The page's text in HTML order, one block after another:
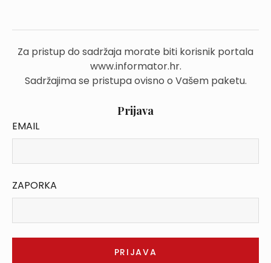
Za pristup do sadržaja morate biti korisnik portala
www.informator.hr.
Sadržajima se pristupa ovisno o Vašem paketu.
Prijava
EMAIL
ZAPORKA